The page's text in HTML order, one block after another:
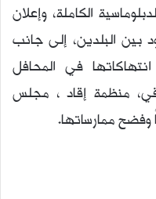
الكاملة، وإعلان
بين البلدين، إلى جانب
في المحافل
منظمة إقاد ، مجلس
وفضح ممارساتها.